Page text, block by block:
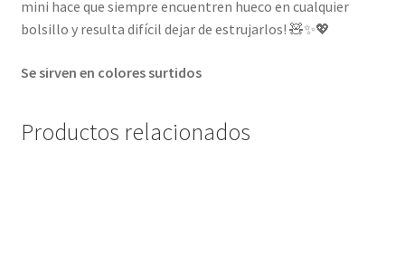
mini hace que siempre encuentren hueco en cualquier
bolsillo y resulta difícil dejar de estrujarlos! 🧸✨💖
Se sirven en colores surtidos
Productos relacionados